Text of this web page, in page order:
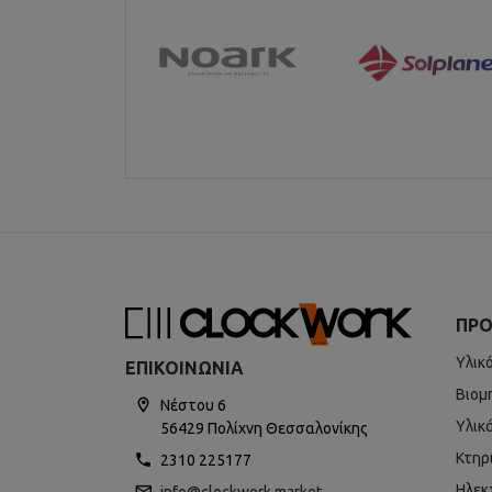
ΕΠΙΚΟΙΝΩΝΊΑ
Νέστου 6
56429 Πολίχνη Θεσσαλονίκης
2310 225177